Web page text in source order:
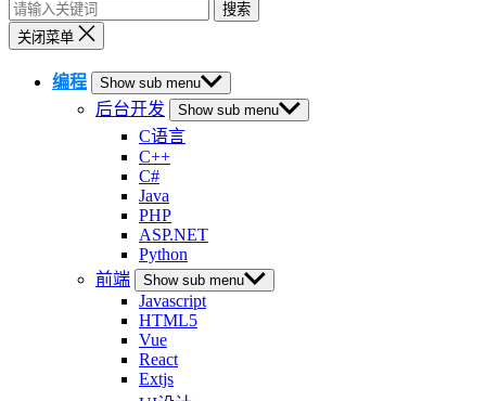
搜索
关闭菜单
编程 Show sub menu
后台开发 Show sub menu
C语言
C++
C#
Java
PHP
ASP.NET
Python
前端
Show sub menu
Javascript
HTML5
Vue
React
Extjs